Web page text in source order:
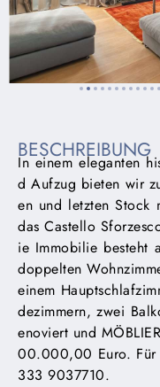
BESCHREIBUNG
In einem eleganten
d Aufzug bieten wir
en und letzten Stock
das Castello
ie Immobilie besteht
doppelten
einem
dezimmern, zwei
enoviert und
00.000,00 Euro. Für
333 9037710.